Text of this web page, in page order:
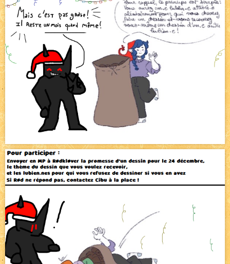
Pique-nique d'été NEW
NEW
Beyond the cliff (suite)
NEW
Le Jeu du Trône – Généalogie